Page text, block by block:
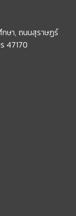
กษา, ถนนสุราษฏร์
47170